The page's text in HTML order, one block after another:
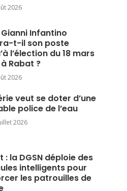
2026
Gianni Infantino
t-il son poste
l’élection du 18 mars
Rabat ?
2026
veut se doter d’une
police de l’eau
2026
: la DGSN déploie des
intelligents pour
les patrouilles de